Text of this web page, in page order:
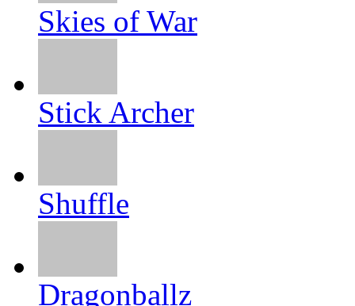
Skies of War
Stick Archer
Shuffle
Dragonballz